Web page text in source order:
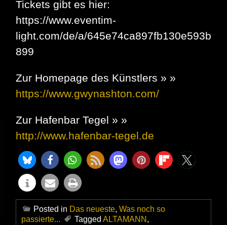
Tickets gibt es hier:
https://www.eventim-
light.com/de/a/645e74ca897fb130e593b
899
Zur Homepage des Künstlers » »
https://www.gwynashton.com/
Zur Hafenbar Tegel » »
http://www.hafenbar-tegel.de
Posted in Das neueste, Was noch so
passierte...
Tagged ALTAMANN ,